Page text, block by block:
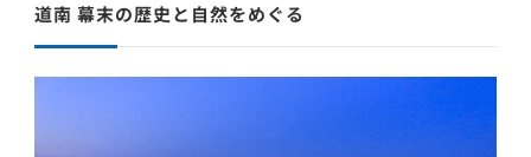
道南 幕末の歴史と自然をめぐる